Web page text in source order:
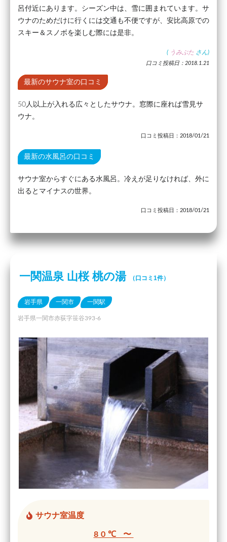
呂付近にあります。シーズン中は、雪に囲まれています。サ
ウナのためだけに行くには交通も不便ですが、安比高原での
スキー＆スノボを楽しむ際には是非。
( うみぶた さん)
口コミ投稿日：2018.1.21
最新のサウナ室の口コミ
50人以上が入れる広々としたサウナ。窓際に座れば雪見サ
ウナ。
口コミ投稿日：2018/01/21
最新の水風呂の口コミ
サウナ室からすぐにある水風呂。冷えが足りなければ、外に
出るとマイナスの世界。
口コミ投稿日：2018/01/21
一関温泉 山桜 桃の湯 （口コミ1件）
岩手県 一関市 一関駅
岩手県一関市赤荻字笹谷393-6
サウナ室温度
80℃ 〜